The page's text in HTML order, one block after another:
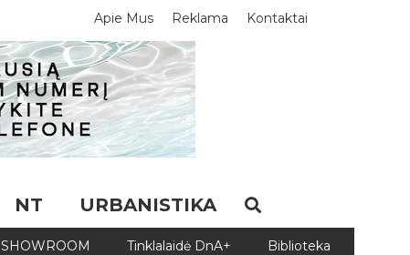
Apie Mus Reklama Kontaktai
NT URBANISTIKA
SHOWROOM Tinklalaidė DnA+ Biblioteka